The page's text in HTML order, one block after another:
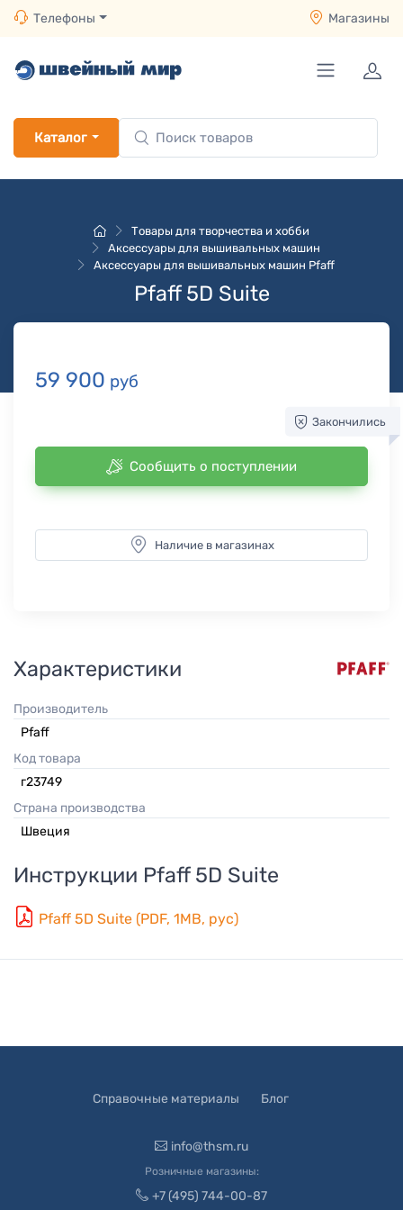
Телефоны Магазины
Каталог
Товары для творчества и хобби
Аксессуары для вышивальных машин
Аксессуары для вышивальных машин Pfaff
Pfaff 5D Suite
59 900 руб
Закончились
Сообщить о поступлении
Наличие в магазинах
Характеристики
Производитель
Pfaff
Код товара
г23749
Страна производства
Швеция
Инструкции Pfaff 5D Suite
Pfaff 5D Suite (PDF, 1MB, рус)
Справочные материалы Блог
info@thsm.ru
Розничные магазины:
+7 (495) 744-00-87